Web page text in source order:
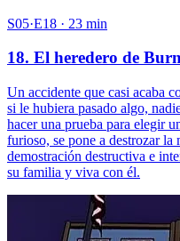
S05·E18 · 23 min
18. El heredero de
Un accidente que casi acaba
si le hubiera pasado algo,
hacer una prueba para elegir
furioso, se pone a destrozar
demostración destructiva e
su familia y viva con él.